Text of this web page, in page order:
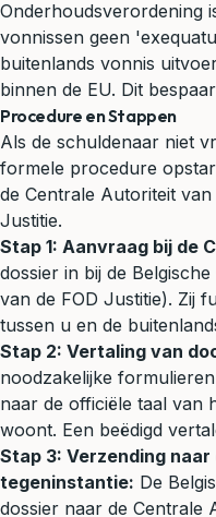
Onderhoudsverordening
vonnissen geen
buitenlands vonnis
binnen de EU. Dit
Procedure en Stappen
Als de schuldenaar niet
formele procedure
de Centrale Autoriteit
Justitie.
Stap 1: Aanvraag bij de
dossier in bij de
van de FOD Justitie). Zij
tussen u en de
Stap 2: Vertaling van
noodzakelijke
naar de officiële taal van
woont. Een beëdigd
Stap 3: Verzending
tegeninstantie: De
dossier naar de Centrale